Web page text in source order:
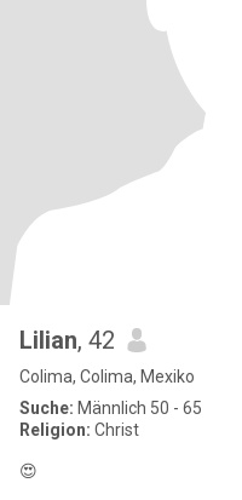
Lilian, 42
Colima, Colima, Mexiko
Suche: Männlich 50 - 65
Religion: Christ
😍